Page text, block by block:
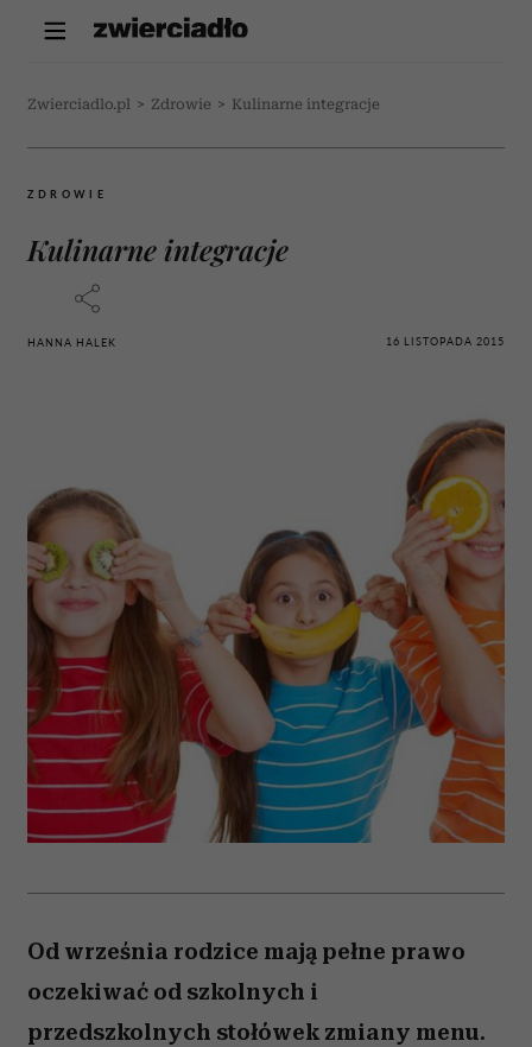
Zwierciadlo.pl > Zdrowie > Kulinarne integracje
ZDROWIE
Kulinarne integracje
HANNA HALEK 16 LISTOPADA 2015
Od września rodzice mają pełne prawo
oczekiwać od szkolnych i
przedszkolnych stołówek zmiany menu.